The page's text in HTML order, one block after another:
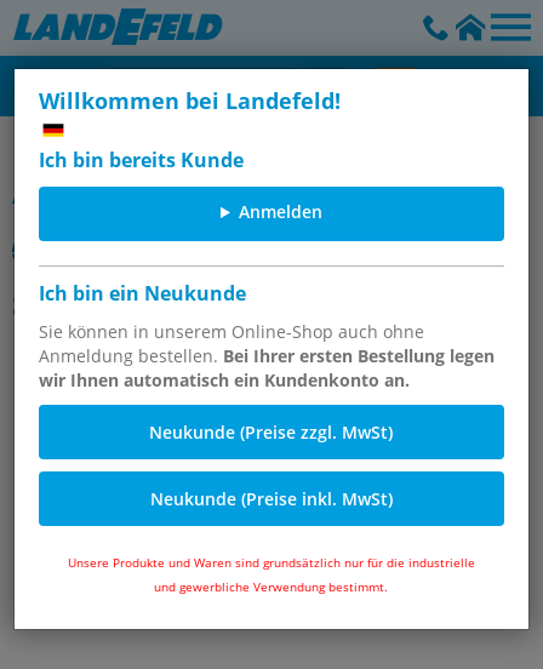
Willkommen bei Landefeld!
Ich bin bereits Kunde
Anmelden
Ich bin ein Neukunde
Sie können in unserem Online-Shop auch ohne
Anmeldung bestellen. Bei Ihrer ersten Bestellung legen
wir Ihnen automatisch ein Kundenkonto an.
Neukunde (Preise zzgl. MwSt)
Neukunde (Preise inkl. MwSt)
Unsere Produkte und Waren sind grundsätzlich nur für die industrielle
und gewerbliche Verwendung bestimmt.
Diverse Artikel
Artikelgruppe
SMC